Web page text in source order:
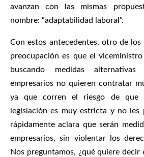
avanzan con las mismas
nombre: “adaptabilidad laboral”.
Con estos antecedentes, otro de los
preocupación es que el
buscando medidas
empresarios no quieren contratar
ya que corren el riesgo de que
legislación es muy estricta y no les
rápidamente aclara que serán
empresarios, sin violentar los
Nos preguntamos, ¿qué quiere decir